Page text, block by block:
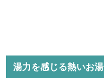
湯力を感じる熱いお湯